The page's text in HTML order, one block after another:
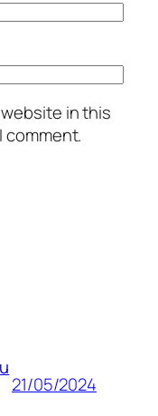
in this
comment.
21/05/2024